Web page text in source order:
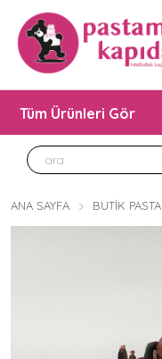
Tüm Ürünleri Gör
ANA SAYFA BUTIK PASTA